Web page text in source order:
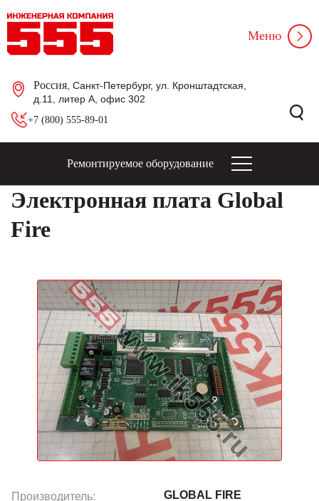
Россия , Санкт-Петербург, ул. Кронштадтская,
д.11, литер А, офис 302
+7 (800) 555-89-01
Меню
Ремонтируемое оборудование
Электронная плата Global
Fire
Производитель: GLOBAL FIRE